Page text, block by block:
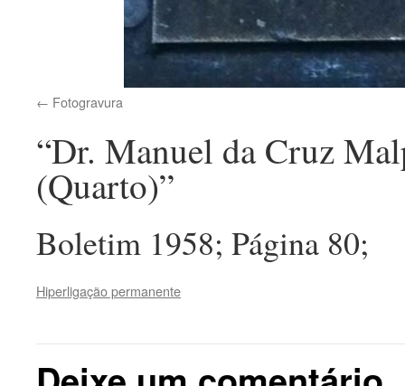
Fotogravura
“Dr. Manuel da Cruz
(Quarto)”
Boletim 1958; Página 80;
Hiperligação permanente